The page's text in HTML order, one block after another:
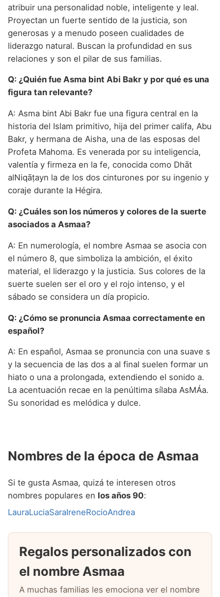
atribuir una personalidad noble, inteligente y leal.
Proyectan un fuerte sentido de la justicia, son
generosas y a menudo poseen cualidades de
liderazgo natural. Buscan la profundidad en sus
relaciones y son el pilar de sus familias.
Q: ¿Quién fue Asma bint Abi Bakr y por qué es una
figura tan relevante?
A: Asma bint Abi Bakr fue una figura central en la
historia del Islam primitivo, hija del primer califa, Abu
Bakr, y hermana de Aisha, una de las esposas del
Profeta Mahoma. Es venerada por su inteligencia,
valentía y firmeza en la fe, conocida como Dhāt
alNiqāṭayn la de los dos cinturones por su ingenio y
coraje durante la Hégira.
Q: ¿Cuáles son los números y colores de la suerte
asociados a Asmaa?
A: En numerología, el nombre Asmaa se asocia con
el número 8, que simboliza la ambición, el éxito
material, el liderazgo y la justicia. Sus colores de la
suerte suelen ser el oro y el rojo intenso, y el
sábado se considera un día propicio.
Q: ¿Cómo se pronuncia Asmaa correctamente en
español?
A: En español, Asmaa se pronuncia con una suave s
y la secuencia de las dos a al final suelen formar un
hiato o una a prolongada, extendiendo el sonido a.
La acentuación recae en la penúltima sílaba AsMÁa.
Su sonoridad es melódica y dulce.
Nombres de la época de Asmaa
Si te gusta Asmaa, quizá te interesen otros
nombres populares en los años 90:
LauraLuciaSaraIreneRocioAndrea
Regalos personalizados con
el nombre Asmaa
A muchas familias les emociona ver el nombre